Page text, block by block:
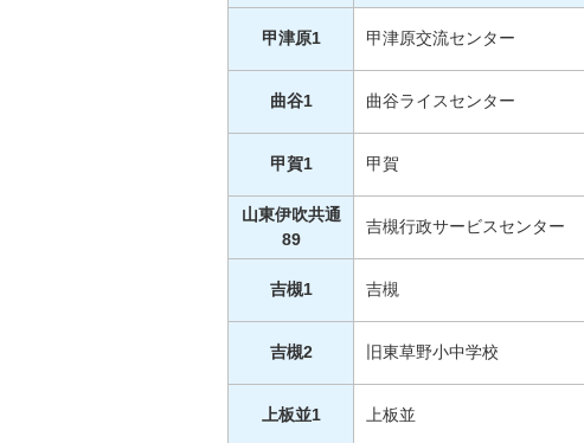
甲津原1 甲津原交流センター
曲谷1 曲谷ライスセンター
甲賀1 甲賀
山東伊吹共通
89
吉槻行政サービスセンター
吉槻1 吉槻
吉槻2 旧東草野小中学校
上板並1 上板並